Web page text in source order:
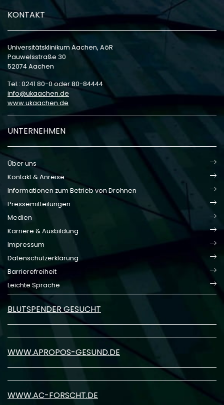
KONTAKT
Universitätsklinikum Aachen, AöR
Pauwelsstraße 30
52074 Aachen
Tel.: 0241 80-0 oder 80-84444
info
ukaachen de
www.ukaachen.de
UNTERNEHMEN
Über uns
Kontakt & Anreise
Informationen zum Betrieb von Drohnen
Pressemitteilungen
Medien
Karriere & Ausbildung
Impressum
Datenschutzerklärung
Barrierefreiheit
Leichte Sprache
BLUTSPENDER GESUCHT
WWW.APROPOS-GESUND.DE
WWW.AC-FORSCHT.DE